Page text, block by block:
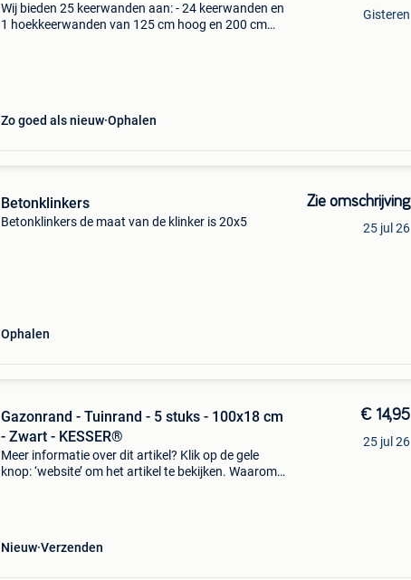
Wij bieden 25 keerwanden aan: - 24 keerwanden en
1 hoekkeerwanden van 125 cm hoog en 200 cm
Zo goed als nieuw Ophalen
Gisteren
Betonklinkers
Betonklinkers de maat van de klinker is 20x5
Ophalen
Zie omschrijving
25 jul 26
Gazonrand - Tuinrand - 5 stuks - 100x18 cm
- Zwart - KESSER®
Meer informatie over dit artikel? Klik op de gele
knop: ‘website’ om het artikel te bekijken. Waarom
Nieuw Verzenden
€ 14,95
25 jul 26